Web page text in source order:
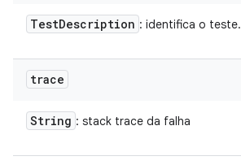
TestDescription : identifica o teste.
trace
String : stack trace da falha